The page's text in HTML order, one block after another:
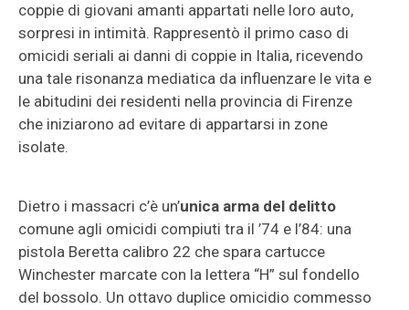
coppie di giovani amanti appartati nelle loro auto,
sorpresi in intimità. Rappresentò il primo caso di
omicidi seriali ai danni di coppie in Italia, ricevendo
una tale risonanza mediatica da influenzare le vita e
le abitudini dei residenti nella provincia di Firenze
che iniziarono ad evitare di appartarsi in zone
isolate.
Dietro i massacri c’è un’unica arma del delitto
comune agli omicidi compiuti tra il ’74 e l’84: una
pistola Beretta calibro 22 che spara cartucce
Winchester marcate con la lettera “H” sul fondello
del bossolo. Un ottavo duplice omicidio commesso